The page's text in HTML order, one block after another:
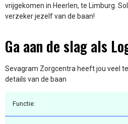
vrijgekomen in Heerlen, te Limburg.
verzeker jezelf van de baan!
Ga aan de slag als
Sevagram Zorgcentra heeft jou veel
details van de baan
Functie: